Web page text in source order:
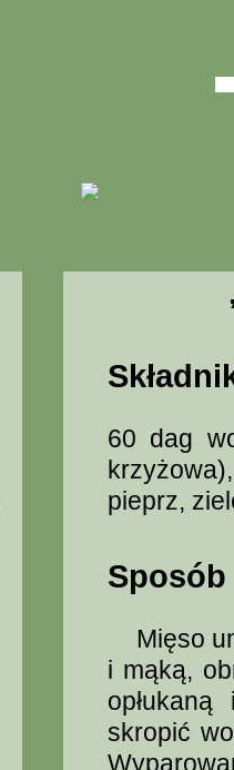
60 dag
pieprz,
Mięso
i mąką,
skropić